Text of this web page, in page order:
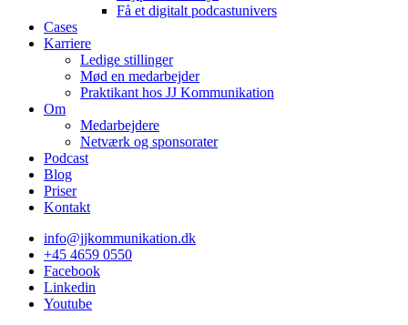
Få et digitalt podcastunivers
Cases
Karriere
Ledige stillinger
Mød en medarbejder
Praktikant hos JJ Kommunikation
Om
Medarbejdere
Netværk og sponsorater
Podcast
Blog
Priser
Kontakt
info@jjkommunikation.dk
+45 4659 0550
Facebook
Linkedin
Youtube